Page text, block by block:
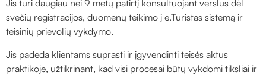
Jis turi daugiau nei 9 metų patirtį konsultuojant verslus dėl
svečių registracijos, duomenų teikimo į e.Turistas sistemą ir
teisinių prievolių vykdymo.
Jis padeda klientams suprasti ir įgyvendinti teisės aktus
praktikoje, užtikrinant, kad visi procesai būtų vykdomi tiksliai ir